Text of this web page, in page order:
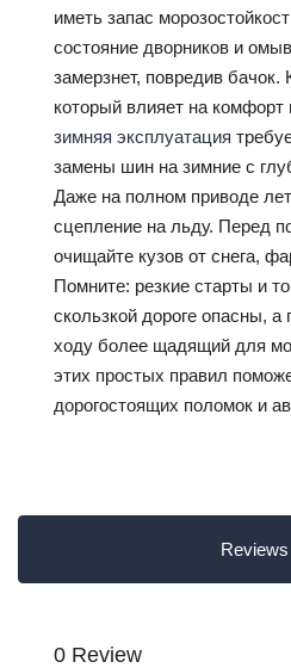
иметь запас
состояние дворников и
замерзнет, повредив бачок.
который влияет на
зимняя эксплуатация
замены шин на зимние с
Даже на полном приводе
сцепление на льду. Перед
очищайте кузов от снега,
Помните: резкие старты и
скользкой дороге опасны, а
ходу более щадящий для
этих простых правил
дорогостоящих поломок и
0 Review